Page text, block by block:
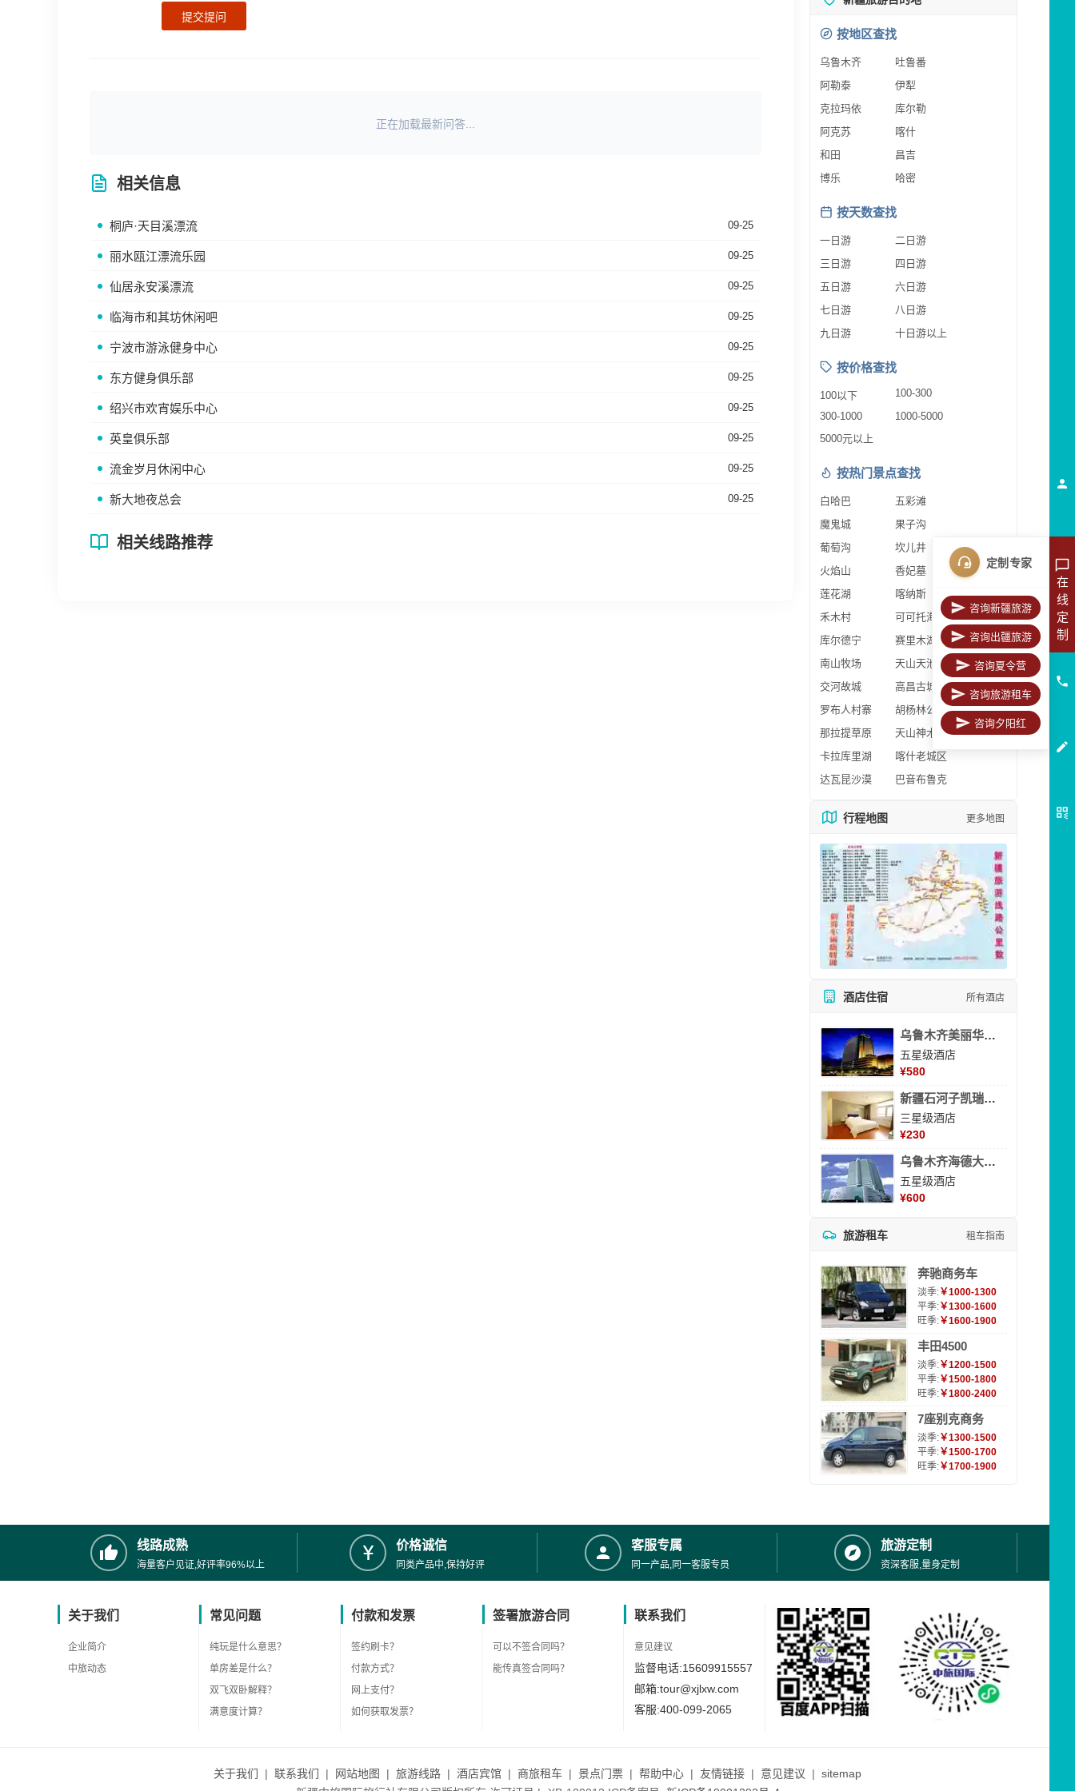
提交提问
正在加载最新问答...
相关信息
桐庐·天目溪漂流 09-25
丽水瓯江漂流乐园 09-25
仙居永安溪漂流 09-25
临海市和其坊休闲吧 09-25
宁波市游泳健身中心 09-25
东方健身俱乐部 09-25
绍兴市欢宵娱乐中心 09-25
英皇俱乐部 09-25
流金岁月休闲中心 09-25
新大地夜总会 09-25
相关线路推荐
按地区查找
乌鲁木齐
吐鲁番
阿勒泰
伊犁
克拉玛依
库尔勒
阿克苏
喀什
和田
昌吉
博乐
哈密
按天数查找
一日游
二日游
三日游
四日游
五日游
六日游
七日游
八日游
九日游
十日游以上
按价格查找
100以下
100-300
300-1000
1000-5000
5000元以上
按热门景点查找
白哈巴
五彩滩
魔鬼城
果子沟
葡萄沟
坎儿井
火焰山
香妃墓
莲花湖
喀纳斯
禾木村
可可托海
库尔德宁
赛里木湖
南山牧场
天山天池
交河故城
高昌古城
罗布人村寨
胡杨林公园
那拉提草原
天山神木园
卡拉库里湖
喀什老城区
达瓦昆沙漠
巴音布鲁克
行程地图 更多地图
酒店住宿 所有酒店
乌鲁木齐美丽华大酒
五星级酒店
¥580
新疆石河子凯瑞酒店
三星级酒店
¥230
乌鲁木齐海德大酒店
五星级酒店
¥600
旅游租车 租车指南
奔驰商务车
淡季:￥1000-1300
平季:￥1300-1600
旺季:￥1600-1900
丰田4500
淡季:￥1200-1500
平季:￥1500-1800
旺季:￥1800-2400
7座别克商务
淡季:￥1300-1500
平季:￥1500-1700
旺季:￥1700-1900
线路成熟
海量客户见证,好评率96%以上
价格诚信
同类产品中,保持好评
客服专属
同一产品,同一客服专员
旅游定制
资深客服,量身定制
关于我们
企业简介
中旅动态
常见问题
纯玩是什么意思？
单房差是什么？
双飞双卧解释？
满意度计算？
付款和发票
签约刷卡？
付款方式？
网上支付？
如何获取发票？
签署旅游合同
可以不签合同吗？
能传真签合同吗？
联系我们
意见建议
监督电话:15609915557
邮箱:tour@xjlxw.com
客服:400-099-2065
关于我们 | 联系我们 | 网站地图 | 旅游线路 | 酒店宾馆 | 商旅租车 | 景点门票 | 帮助中心 | 友情链接 | 意见建议 | sitemap
在
线
定
制
定制专家
咨询新疆旅游
咨询出疆旅游
咨询夏令营
咨询旅游租车
咨询夕阳红